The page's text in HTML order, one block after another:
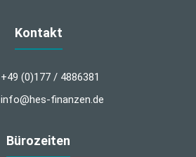
Kontakt
+49 (0)177 / 4886381
info@hes-finanzen.de
Bürozeiten